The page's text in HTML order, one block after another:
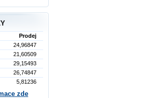
Prodej
24,96847
21,60509
29,15493
26,74847
5,81236
zde